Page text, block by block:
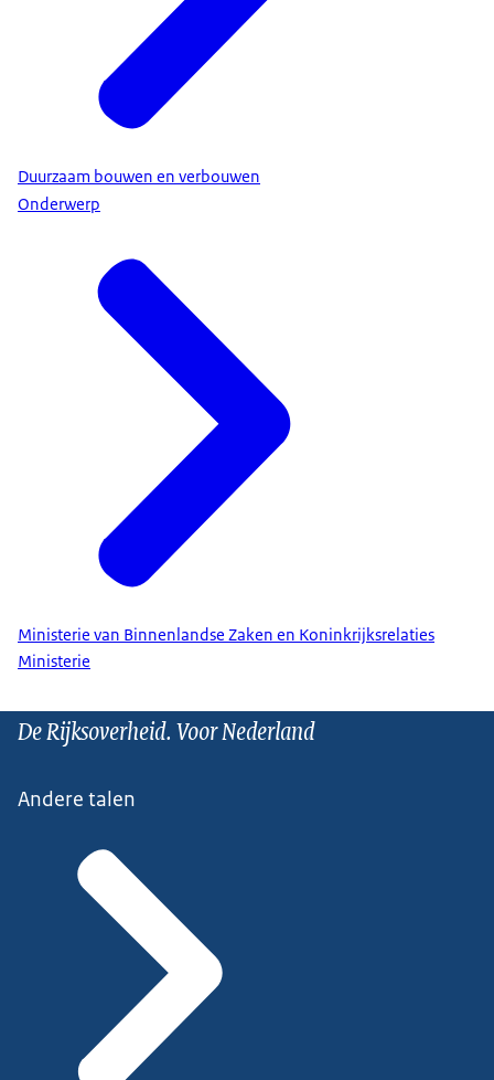
Duurzaam bouwen en verbouwen
Onderwerp
Ministerie van Binnenlandse Zaken en Koninkrijksrelaties
Ministerie
De Rijksoverheid. Voor Nederland
Andere talen